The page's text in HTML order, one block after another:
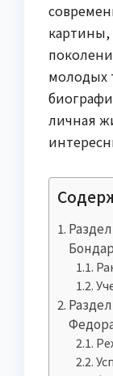
картины,
молодых
личная